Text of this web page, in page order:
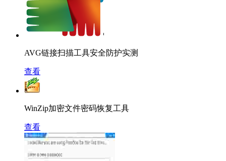
AVG链接扫描工具安全防护实测
查看
WinZip加密文件密码恢复工具
查看